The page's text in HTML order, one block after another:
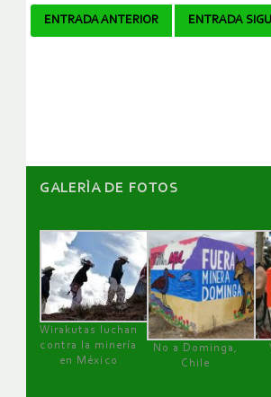
Navegador
ENTRADA ANTERIOR ENTRADA
GALERÌA DE FOTOS
Wirakutas luchan
contra la minería
en México
No a Dominga,
Chile